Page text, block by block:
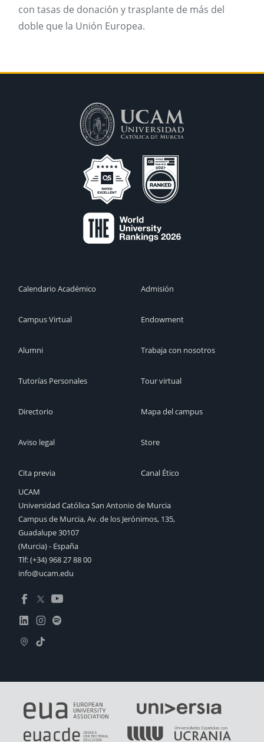
con tasas de donación y trasplante de más del
doble que la Unión Europea.
Calendario Académico
Campus Virtual
Alumni
Tutorías Personales
Directorio
Aviso legal
Cita previa
Admisión
Endowment
Trabaja con nosotros
Tour virtual
Mapa del campus
Store
Canal Ético
UCAM
Universidad Católica San Antonio de Murcia
Campus de Murcia, Av. de los Jerónimos, 135,
Guadalupe 30107
(Murcia) - España
Tlf:(+34) 968 27 88 00
info@ucam.edu